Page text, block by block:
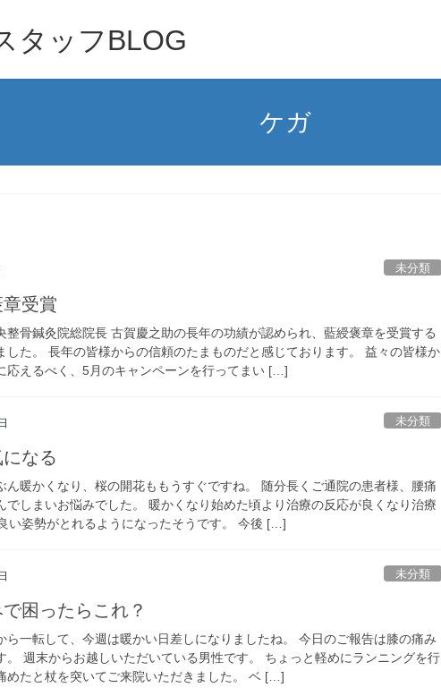
タッフBLOG
ケガ
未分類
受賞
整骨鍼灸院総院長 古賀慶之助の長年の功績が認められ、藍綬褒章を受賞する
した。 長年の皆様からの信頼のたまものだと感じております。 益々の皆様か
応えるべく、5月のキャンペーンを行ってまい […]
未分類
なる
ん暖かくなり、桜の開花ももうすぐですね。 随分長くご通院の患者様、腰痛
でしまいお悩みでした。 暖かくなり始めた頃より治療の反応が良くなり治療
い姿勢がとれるようになったそうです。 今後 […]
未分類
困ったらこれ？
ら一転して、今週は暖かい日差しになりましたね。 今日のご報告は膝の痛み
。 週末からお越しいただいている男性です。 ちょっと軽めにランニングを行
めたと杖を突いてご来院いただきました。 ベ […]